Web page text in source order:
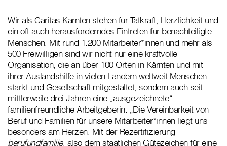
Wir als Caritas Kärnten stehen für Tatkraft, Herzlichkeit und
ein oft auch herausforderndes Eintreten für benachteiligte
Menschen. Mit rund 1.200 Mitarbeiter*innen und mehr als
500 Freiwilligen sind wir nicht nur eine kraftvolle
Organisation, die an über 100 Orten in Kärnten und mit
ihrer Auslandshilfe in vielen Ländern weltweit Menschen
stärkt und Gesellschaft mitgestaltet, sondern auch seit
mittlerweile drei Jahren eine „ausgezeichnete“
familienfreundliche Arbeitgeberin. „Die Vereinbarkeit von
Beruf und Familien für unsere Mitarbeiter*innen liegt uns
besonders am Herzen. Mit der Rezertifizierung
berufundfamilie, also dem staatlichen Gütezeichen für eine